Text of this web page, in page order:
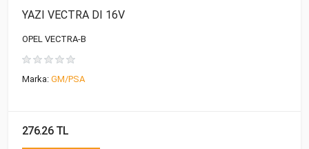
YAZI VECTRA DI 16V
OPEL VECTRA-B
Marka: GM/PSA
276.26 TL